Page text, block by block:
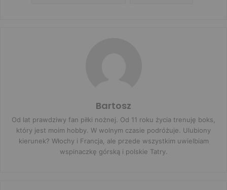
Bartosz
Od lat prawdziwy fan piłki nożnej. Od 11 roku życia trenuję boks,
który jest moim hobby. W wolnym czasie podróżuje. Ulubiony
kierunek? Włochy i Francja, ale przede wszystkim uwielbiam
wspinaczkę górską i polskie Tatry.